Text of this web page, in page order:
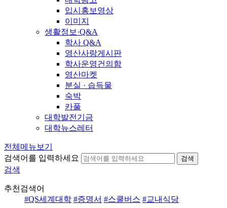
입시홍보영상
이미지
생활정보·Q&A
학사 Q&A
영산사랑게시판
학사운영건의함
영산마켓
분실 · 습득물
숙박
카풀
대학발전기금
대학뉴스레터
전체메뉴보기
검색어를 입력하세요
검색
검색
추천검색어
#QS세계대학 #증명서 #스쿨버스 #교내식당